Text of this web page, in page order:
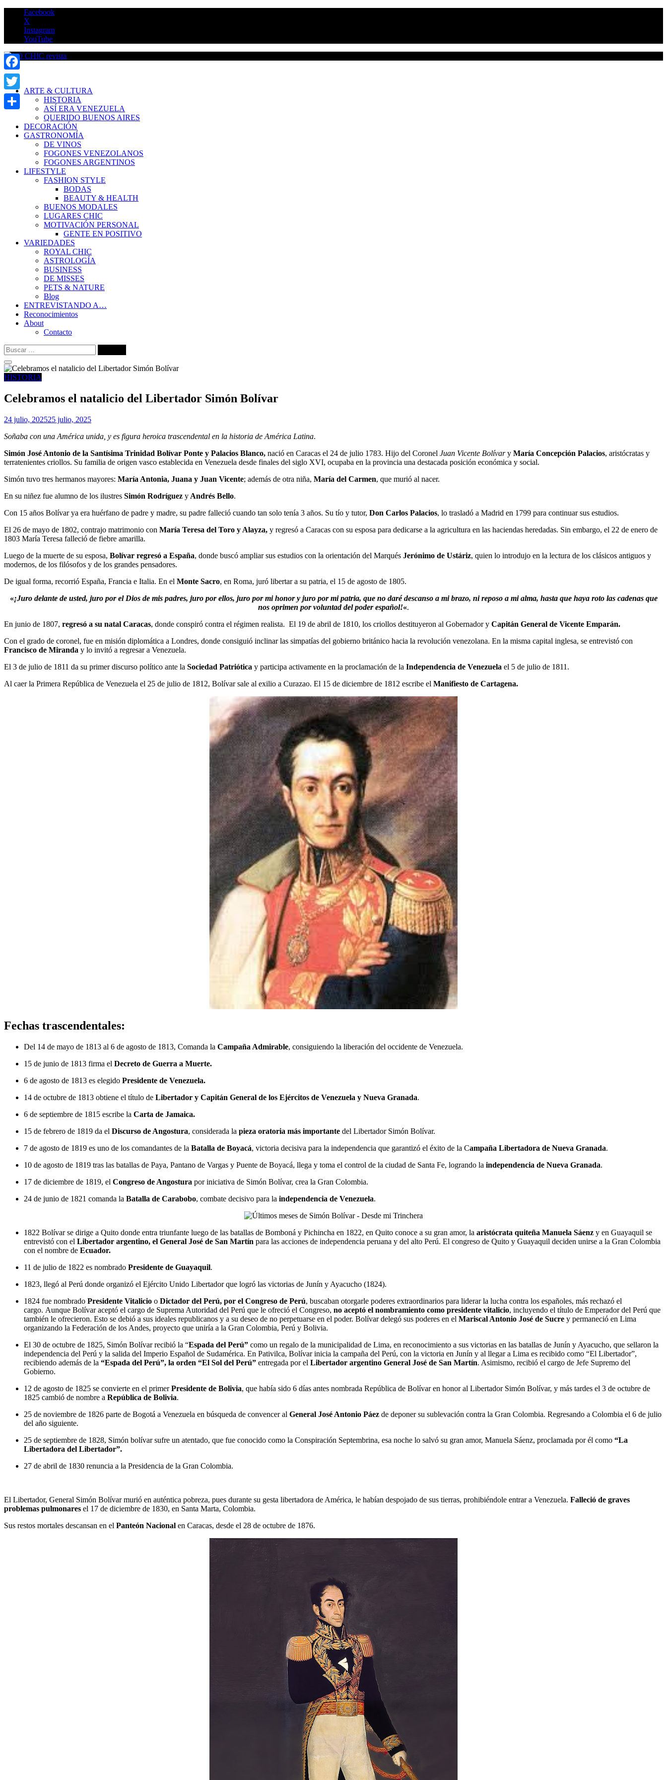
contenido
Facebook
X
Instagram
YouTube
LO CHIC revista
ARTE & CULTURA
HISTORIA
ASÍ ERA VENEZUELA
QUERIDO BUENOS AIRES
DECORACIÓN
GASTRONOMÍA
DE VINOS
FOGONES VENEZOLANOS
FOGONES ARGENTINOS
LIFESTYLE
FASHION STYLE
BODAS
BEAUTY & HEALTH
BUENOS MODALES
LUGARES CHIC
MOTIVACIÓN PERSONAL
GENTE EN POSITIVO
VARIEDADES
ROYAL CHIC
ASTROLOGÍA
BUSINESS
DE MISSES
PETS & NATURE
Blog
ENTREVISTANDO A…
Reconocimientos
About
Contacto
Buscar:
HISTORIA
Celebramos el natalicio del Libertador Simón Bolívar
24 julio, 202525 julio, 2025
Soñaba con una América unida, y es figura heroica trascendental en la historia de América Latina.
Simón José Antonio de la Santísima Trinidad Bolívar Ponte y Palacios Blanco, nació en Caracas el 24 de julio 1783. Hijo del Coronel Juan Vicente Bolívary María Concepción Palacios, aristócratas y
terratenientes criollos. Su familia de origen vasco establecida en Venezuela desde finales del siglo XVI, ocupaba en la provincia una destacada posición económica y social.
Simón tuvo tres hermanos mayores: María Antonia, Juana y Juan Vicente; además de otra niña, María del Carmen, que murió al nacer.
En su niñez fue alumno de los ilustres Simón Rodríguez y Andrés Bello.
Con 15 años Bolívar ya era huérfano de padre y madre, su padre falleció cuando tan solo tenía 3 años. Su tío y tutor, Don Carlos Palacios, lo trasladó a Madrid en 1799 para continuar sus estudios.
El 26 de mayo de 1802, contrajo matrimonio con María Teresa del Toro y Alayza, y regresó a Caracas con su esposa para dedicarse a la agricultura en las haciendas heredadas. Sin embargo, el 22 de enero de
1803 María Teresa falleció de fiebre amarilla.
Luego de la muerte de su esposa, Bolívar regresó a España, donde buscó ampliar sus estudios con la orientación del Marqués Jerónimo de Ustáriz, quien lo introdujo en la lectura de los clásicos antiguos y
modernos, de los filósofos y de los grandes pensadores.
De igual forma, recorrió España, Francia e Italia. En el Monte Sacro, en Roma, juró libertar a su patria, el 15 de agosto de 1805.
«¡Juro delante de usted, juro por el Dios de mis padres, juro por ellos, juro por mi honor y juro por mi patria, que no daré descanso a mi brazo, ni reposo a mi alma, hasta que haya roto las cadenas que
nos oprimen por voluntad del poder español!«.
En junio de 1807, regresó a su natal Caracas, donde conspiró contra el régimen realista. El 19 de abril de 1810, los criollos destituyeron al Gobernador y Capitán General de Vicente Emparán.
Con el grado de coronel, fue en misión diplomática a Londres, donde consiguió inclinar las simpatías del gobierno británico hacia la revolución venezolana. En la misma capital inglesa, se entrevistó con
Francisco de Miranda y lo invitó a regresar a Venezuela.
El 3 de julio de 1811 da su primer discurso político ante la Sociedad Patriótica y participa activamente en la proclamación de la Independencia de Venezuela el 5 de julio de 1811.
Al caer la Primera República de Venezuela el 25 de julio de 1812, Bolívar sale al exilio a Curazao. El 15 de diciembre de 1812 escribe el Manifiesto de Cartagena.
Fechas trascendentales:
Del 14 de mayo de 1813 al 6 de agosto de 1813, Comanda la Campaña Admirable, consiguiendo la liberación del occidente de Venezuela.
15 de junio de 1813 firma el Decreto de Guerra a Muerte.
6 de agosto de 1813 es elegido Presidente de Venezuela.
14 de octubre de 1813 obtiene el título de Libertador y Capitán General de los Ejércitos de Venezuela y Nueva Granada.
6 de septiembre de 1815 escribe la Carta de Jamaica.
15 de febrero de 1819 da el Discurso de Angostura, considerada la pieza oratoria más importante del Libertador Simón Bolívar.
7 de agosto de 1819 es uno de los comandantes de la Batalla de Boyacá, victoria decisiva para la independencia que garantizó el éxito de la Campaña Libertadora de Nueva Granada.
10 de agosto de 1819 tras las batallas de Paya, Pantano de Vargas y Puente de Boyacá, llega y toma el control de la ciudad de Santa Fe, logrando la independencia de Nueva Granada.
17 de diciembre de 1819, el Congreso de Angostura por iniciativa de Simón Bolívar, crea la Gran Colombia.
24 de junio de 1821 comanda la Batalla de Carabobo, combate decisivo para la independencia de Venezuela.
1822 Bolívar se dirige a Quito donde entra triunfante luego de las batallas de Bomboná y Pichincha en 1822, en Quito conoce a su gran amor, la aristócrata quiteña Manuela Sáenz y en Guayaquil se
entrevistó con el Libertador argentino, el General José de San Martín para las acciones de independencia peruana y del alto Perú. El congreso de Quito y Guayaquil deciden unirse a la Gran Colombia
con el nombre de Ecuador.
11 de julio de 1822 es nombrado Presidente de Guayaquil.
1823, llegó al Perú donde organizó el Ejército Unido Libertador que logró las victorias de Junín y Ayacucho (1824).
1824 fue nombrado Presidente Vitalicio o Dictador del Perú, por el Congreso de Perú, buscaban otorgarle poderes extraordinarios para liderar la lucha contra los españoles, más rechazó el
cargo. Aunque Bolívar aceptó el cargo de Suprema Autoridad del Perú que le ofreció el Congreso, no aceptó el nombramiento como presidente vitalicio, incluyendo el título de Emperador del Perú que
también le ofrecieron. Esto se debió a sus ideales republicanos y a su deseo de no perpetuarse en el poder. Bolívar delegó sus poderes en el Mariscal Antonio José de Sucre y permaneció en Lima
organizando la Federación de los Andes, proyecto que uniría a la Gran Colombia, Perú y Bolivia.
El 30 de octubre de 1825, Simón Bolívar recibió la “Espada del Perú” como un regalo de la municipalidad de Lima, en reconocimiento a sus victorias en las batallas de Junín y Ayacucho, que sellaron la
independencia del Perú y la salida del Imperio Español de Sudamérica. En Pativilca, Bolívar inicia la campaña del Perú, con la victoria en Junín y al llegar a Lima es recibido como “El Libertador”,
recibiendo además de la “Espada del Perú”, la orden “El Sol del Perú” entregada por el Libertador argentino General José de San Martín. Asimismo, recibió el cargo de Jefe Supremo del
Gobierno.
12 de agosto de 1825 se convierte en el primerPresidente de Bolivia, que había sido 6 días antes nombrada República de Bolívar en honor al Libertador Simón Bolívar, y más tardes el 3 de octubre de
1825 cambió de nombre a República de Bolivia.
25 de noviembre de 1826 parte de Bogotá a Venezuela en búsqueda de convencer al General José Antonio Páez de deponer su sublevación contra la Gran Colombia. Regresando a Colombia el 6 de julio
del año siguiente.
25 de septiembre de 1828, Simón bolívar sufre un atentado, que fue conocido como la Conspiración Septembrina, esa noche lo salvó su gran amor, Manuela Sáenz, proclamada por él como “La
Libertadora del Libertador”.
27 de abril de 1830 renuncia a la Presidencia de la Gran Colombia.
El Libertador, General Simón Bolívar murió en auténtica pobreza, pues durante su gesta libertadora de América, le habían despojado de sus tierras, prohibiéndole entrar a Venezuela. Falleció de graves
problemas pulmonares el 17 de diciembre de 1830, en Santa Marta, Colombia.
Sus restos mortales descansan en el Panteón Nacional en Caracas, desde el 28 de octubre de 1876.
Facebook
Twitter
Compartir